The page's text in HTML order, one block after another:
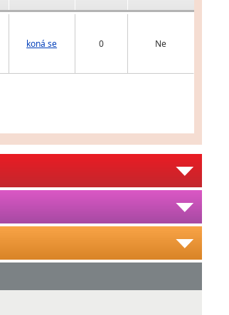
koná se 0 Ne